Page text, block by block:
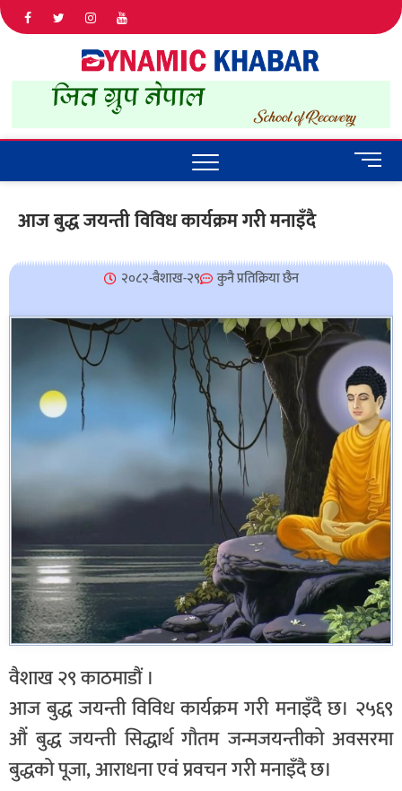
IN NEPAL
M
e
u
o
n
आज बुद्ध जयन्ती विविध कार्यक्रम गरी मनाइँदै
२०८२-बैशाख-२९ कुनै प्रतिक्रिया छैन
वैशाख २९ काठमाडौं ।
आज बुद्ध जयन्ती विविध कार्यक्रम गरी मनाइँदै छ। २५६९
औं बुद्ध जयन्ती सिद्धार्थ गौतम जन्मजयन्तीको अवसरमा
बुद्धको पूजा, आराधना एवं प्रवचन गरी मनाइँदै छ।